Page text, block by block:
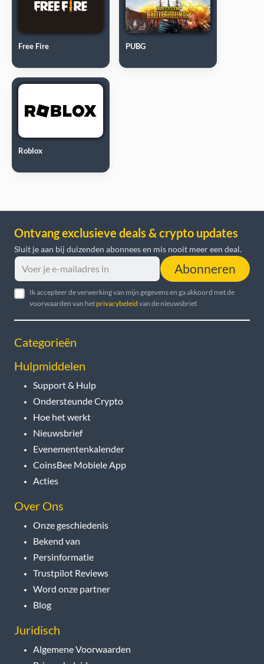
Free Fire PUBG
Roblox
Ontvang exclusieve deals & crypto updates
Sluit je aan bij duizenden abonnees en mis nooit meer een deal.
Abonneren
Ik accepteer de verwerking van mijn gegevens en ga akkoord met de
voorwaarden van hetprivacybeleid van de nieuwsbrief.
Categorieën
Hulpmiddelen
Support & Hulp
Ondersteunde Crypto
Hoe het werkt
Nieuwsbrief
Evenementenkalender
CoinsBee Mobiele App
Acties
Over Ons
Onze geschiedenis
Bekend van
Persinformatie
Trustpilot Reviews
Word onze partner
Blog
Juridisch
Algemene Voorwaarden